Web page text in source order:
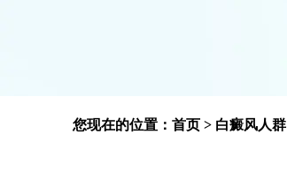
您现在的位置： 首页 > 白癜风人群